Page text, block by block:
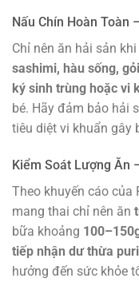
Nấu Chín Hoàn Toàn
Chỉ nên ăn hải sản
sashimi, hàu sống,
ký sinh trùng hoặc vi
bé. Hãy đảm bảo hải
tiêu diệt vi khuẩn gây
Kiểm Soát Lượng Ăn
Theo khuyến cáo của
mang thai chỉ nên ăn
bữa khoảng
tiếp nhận dư thừa
hưởng đến sức khỏe